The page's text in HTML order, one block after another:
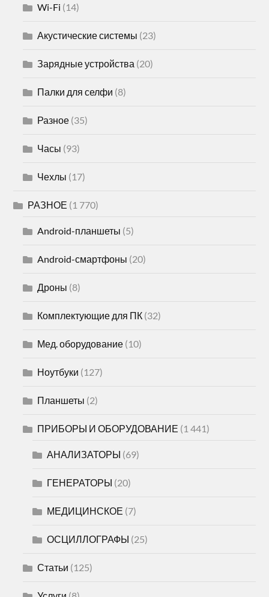
Wi-Fi (14)
Акустические системы (23)
Зарядные устройства (20)
Палки для селфи (8)
Разное (35)
Часы (93)
Чехлы (17)
РАЗНОЕ (1 770)
Android-планшеты (5)
Android-смартфоны (20)
Дроны (8)
Комплектующие для ПК (32)
Мед. оборудование (10)
Ноутбуки (127)
Планшеты (2)
ПРИБОРЫ И ОБОРУДОВАНИЕ (1 441)
АНАЛИЗАТОРЫ (69)
ГЕНЕРАТОРЫ (20)
МЕДИЦИНСКОЕ (7)
ОСЦИЛЛОГРАФЫ (25)
Статьи (125)